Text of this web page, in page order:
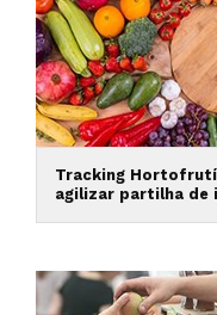
Tracking
agilizar partilha de